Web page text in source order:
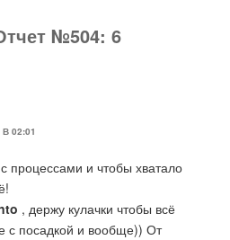
№504: 6
02:01
процессами и чтобы хватало
, держу кулачки чтобы всё
с посадкой и вообще)) От